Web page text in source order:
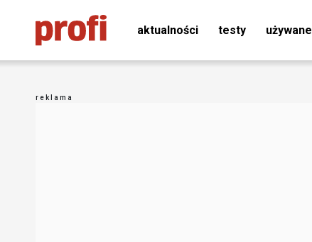
aktualności testy używane